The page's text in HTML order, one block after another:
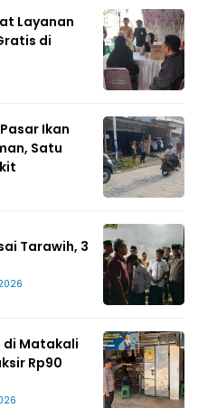
Layanan
di
Ikan
Satu
Tarawih, 3
di Matakali
Rp90